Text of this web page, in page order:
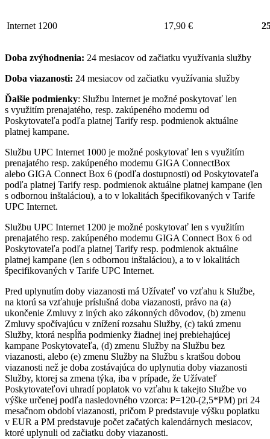
Internet 1200 17,90 €
Doba zvýhodnenia: 24 mesiacov od začiatku využívania služby
Doba viazanosti: 24 mesiacov od začiatku využívania služby
Ďalšie podmienky: Službu Internet je možné poskytovať len
s využitím prenajatého, resp. zakúpeného modemu od
Poskytovateľa podľa platnej Tarify resp. podmienok aktuálne
platnej kampane.
Službu UPC Internet 1000 je možné poskytovať len s využitím
prenajatého resp. zakúpeného modemu GIGA ConnectBox
alebo GIGA Connect Box 6 (podľa dostupnosti) od Poskytovateľa
podľa platnej Tarify resp. podmienok aktuálne platnej kampane (len
s odbornou inštaláciou), a to v lokalitách špecifikovaných v Tarife
UPC Internet.
Službu UPC Internet 1200 je možné poskytovať len s využitím
prenajatého resp. zakúpeného modemu GIGA Connect Box 6 od
Poskytovateľa podľa platnej Tarify resp. podmienok aktuálne
platnej kampane (len s odbornou inštaláciou), a to v lokalitách
špecifikovaných v Tarife UPC Internet.
Pred uplynutím doby viazanosti má Užívateľ vo vzťahu k Službe,
na ktorú sa vzťahuje príslušná doba viazanosti, právo na (a)
ukončenie Zmluvy z iných ako zákonných dôvodov, (b) zmenu
Zmluvy spočívajúcu v znížení rozsahu Služby, (c) takú zmenu
Služby, ktorá nespĺňa podmienky žiadnej inej prebiehajúcej
kampane Poskytovateľa, (d) zmenu Služby na Službu bez
viazanosti, alebo (e) zmenu Služby na Službu s kratšou dobou
viazanosti než je doba zostávajúca do uplynutia doby viazanosti
Služby, ktorej sa zmena týka, iba v prípade, že Užívateľ
Poskytovateľovi uhradí poplatok vo vzťahu k takejto Službe vo
výške určenej podľa nasledovného vzorca: P=120-(2,5*PM) pri 24
mesačnom období viazanosti, pričom P predstavuje výšku poplatku
v EUR a PM predstavuje počet začatých kalendárnych mesiacov,
ktoré uplynuli od začiatku doby viazanosti.